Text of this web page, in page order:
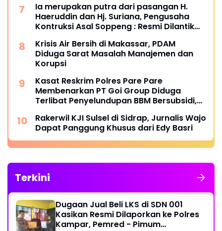
Ia merupakan putra dari pasangan H.
Haeruddin dan Hj. Suriana, Pengusaha
Kontruksi Asal Soppeng : Resmi Dilantik
Krisis Air Bersih di Makassar, PDAM
Diduga Sarat Masalah Manajemen dan
Korupsi
Kasat Reskrim Polres Pare Pare
Membenarkan PT Goi Group Diduga
Terlibat Penyelundupan BBM Bersubsidi,
pare
Rakerwil KJI Sulsel di Sidrap, Jurnalis Wajo
Dapat Panggung Khusus dari Edy Basri
Terkini
Dugaan Jual Beli LKS di SDN 001
Kasikan Resmi Dilaporkan ke Polres
Kampar, Pemred - Pimum